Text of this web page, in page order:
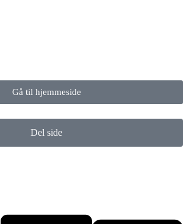
Gå til hjemmeside
Del side